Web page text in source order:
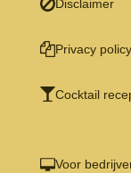
Disclaimer
Privacy policy
Cocktail
Voor